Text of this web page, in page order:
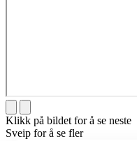
Klikk på bildet for å se neste
Sveip for å se fler